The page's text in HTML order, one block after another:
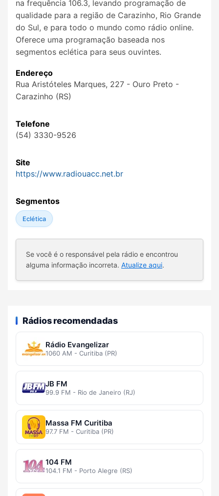
na frequência 106.3, levando programação de
qualidade para a região de Carazinho, Rio Grande
do Sul, e para todo o mundo como rádio online.
Oferece uma programação baseada nos
segmentos eclética para seus ouvintes.
Endereço
Rua Aristóteles Marques, 227 - Ouro Preto -
Carazinho (RS)
Telefone
(54) 3330-9526
Site
https://www.radiouacc.net.br
Segmentos
Eclética
Se você é o responsável pela rádio e encontrou
alguma informação incorreta. Atualize aqui.
Rádios recomendadas
Rádio Evangelizar
1060 AM - Curitiba (PR)
JB FM
99.9 FM - Rio de Janeiro (RJ)
Massa FM Curitiba
97.7 FM - Curitiba (PR)
104 FM
104.1 FM - Porto Alegre (RS)